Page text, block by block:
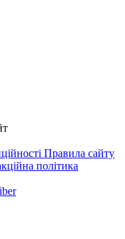
Правила сайту
політика